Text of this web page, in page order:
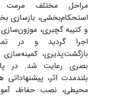
مراحل مختلف مرمت
استحکام‌بخشی، بازسازی
و کتیبه گچبری، موزون‌سازی
اجرا گردید و در
بازگشت‌پذیری،
بصری رعایت شد. در
بلندمدت اثر،
محیطی، نصب حفاظ،